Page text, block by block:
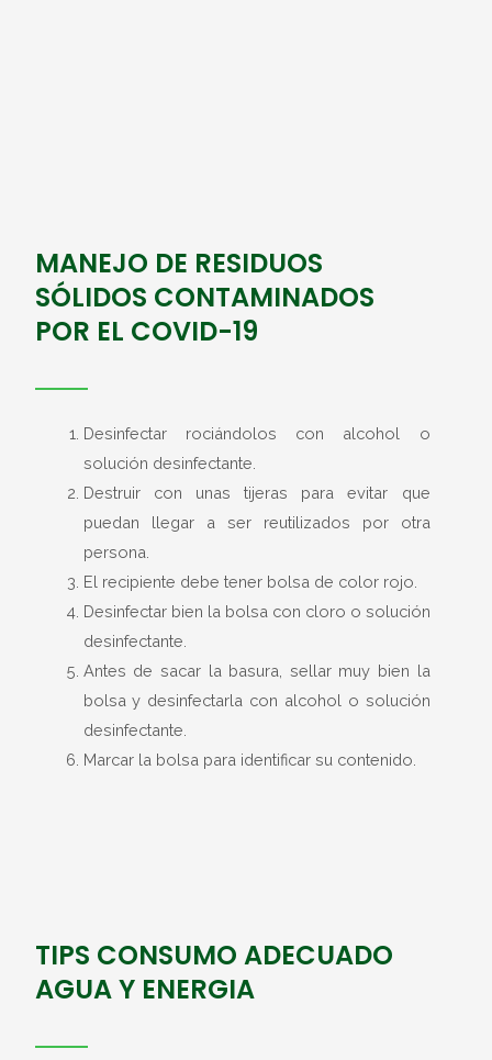
MANEJO DE RESIDUOS
SÓLIDOS CONTAMINADOS
POR EL COVID-19
Desinfectar rociándolos con alcohol o
solución desinfectante.
Destruir con unas tijeras para evitar que
puedan llegar a ser reutilizados por otra
persona.
El recipiente debe tener bolsa de color rojo.
Desinfectar bien la bolsa con cloro o solución
desinfectante.
Antes de sacar la basura, sellar muy bien la
bolsa y desinfectarla con alcohol o solución
desinfectante.
Marcar la bolsa para identificar su contenido.
TIPS CONSUMO ADECUADO
AGUA Y ENERGIA